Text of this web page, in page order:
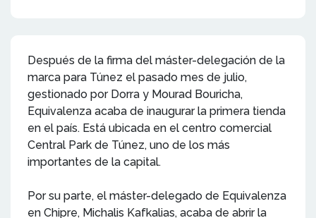
Después de la firma del máster-delegación de la
marca para Túnez el pasado mes de julio,
gestionado por Dorra y Mourad Bouricha,
Equivalenza acaba de inaugurar la primera tienda
en el país. Está ubicada en el centro comercial
Central Park de Túnez, uno de los más
importantes de la capital.
Por su parte, el máster-delegado de Equivalenza
en Chipre, Michalis Kafkalias, acaba de abrir la